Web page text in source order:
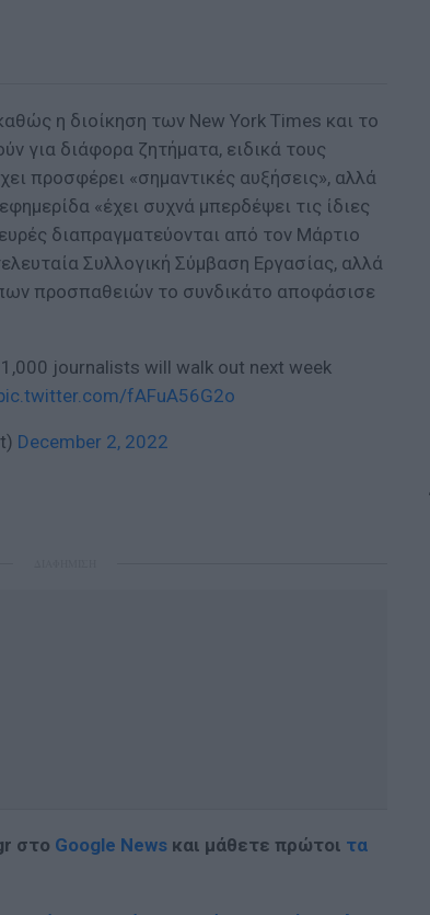
η διοίκηση των New York Times και το
για διάφορα ζητήματα, ειδικά τους
προσφέρει «σημαντικές αυξήσεις», αλλά
«έχει συχνά μπερδέψει τις ίδιες
διαπραγματεύονται από τον Μάρτιο
Συλλογική Σύμβαση Εργασίας, αλλά
προσπαθειών το συνδικάτο αποφάσισε
journalists will walk out next week
fAFuA56G2o
December 2, 2022
στο Google News και μάθετε πρώτοι τα